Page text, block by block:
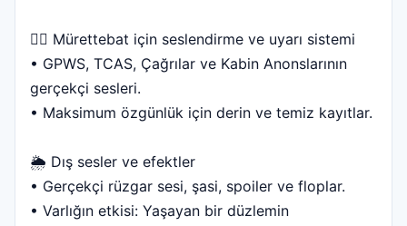
👨‍✈️ Mürettebat için seslendirme ve uyarı sistemi
• GPWS, TCAS, Çağrılar ve Kabin Anonslarının
gerçekçi sesleri.
• Maksimum özgünlük için derin ve temiz kayıtlar.
🌦️ Dış sesler ve efektler
• Gerçekçi rüzgar sesi, şasi, spoiler ve floplar.
• Varlığın etkisi: Yaşayan bir düzlemin